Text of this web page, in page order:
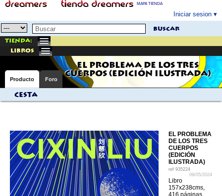
MAPA TIENDA
Iniciar sesion
buscar
Tienda:
libros
EL PROBLEMA DE LOS TRES
CUERPOS (EDICIÓN ILUSTRADA)
Producto Foro
Cesta
EL PROBLEMA
DE LOS TRES
CUERPOS
(EDICIÓN
ILUSTRADA)
ref 935224
09/05/2024
Libro
157x238cms,